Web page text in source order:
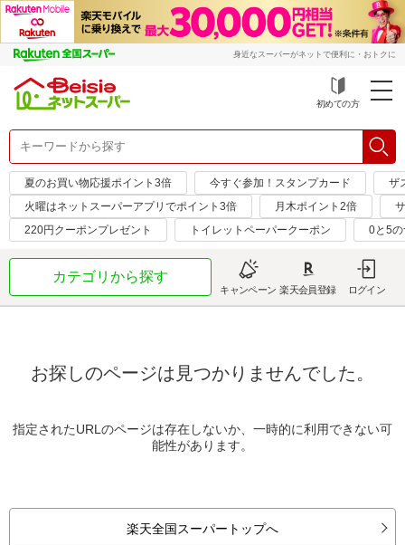
身近なスーパーがネットで便利に・おトクに
初めての方
夏のお買い物応援ポイント3倍 今すぐ参加！スタンプカード
ザ
火曜はネットスーパーアプリでポイント3倍
月木ポイント2倍
220円クーポンプレゼント
トイレットペーパークーポン 0と5
カテゴリから探す
キャンペーン 楽天会員登録 ログイン
お探しのページは見つかりませんでした。
指定されたURLのページは存在しないか、一時的に利用できない可
能性があります。
楽天全国スーパートップへ